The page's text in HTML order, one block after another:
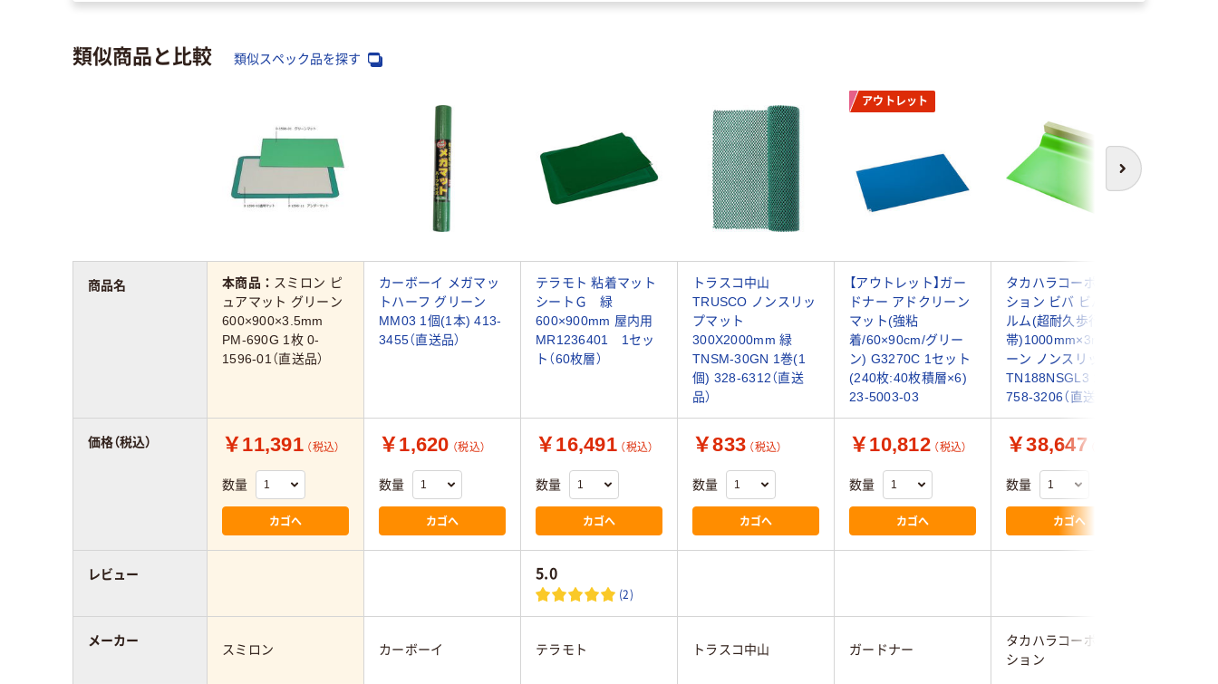
類似商品と比較 類似スペック品を探す
次へ
アウトレット
本商品： スミロン ピ
ュアマット グリーン
600×900×3.5mm
PM-690G 1枚 0-
1596-01（直送品）
カーボーイ メガマッ
トハーフ グリーン
MM03 1個(1本) 413-
3455（直送品）
テラモト 粘着マット
シートＧ 緑
600×900mm 屋内用
MR1236401 1セッ
ト（60枚層）
トラスコ中山
TRUSCO ノンスリッ
プマット
300X2000mm 緑
TNSM-30GN 1巻(1
個) 328-6312（直送
品）
【アウトレット】ガー
ドナー アドクリーン
マット(強粘
着/60×90cm/グリー
ン) G3270C 1セット
(240枚:40枚積層×6)
23-5003-03
タカハラコーポレー
ション ビバ ビバフィ
ルム(超耐久歩行
帯)1000mm×3m グリ
ーン ノンスリップ
TN188NSGL3 1巻
758-3206（直送品）
￥11,391 （税込）
数量
カゴへ
￥1,620 （税込）
数量
カゴへ
￥16,491 （税込）
数量
カゴへ
￥833 （税込）
数量
カゴへ
￥10,812 （税込）
数量
カゴへ
￥38,647
数量
カゴへ
5.0
(2)
スミロン カーボーイ テラモト トラスコ中山 ガードナー
タカハラコーポレー
ション
商品名
価格（税込）
レビュー
メーカー